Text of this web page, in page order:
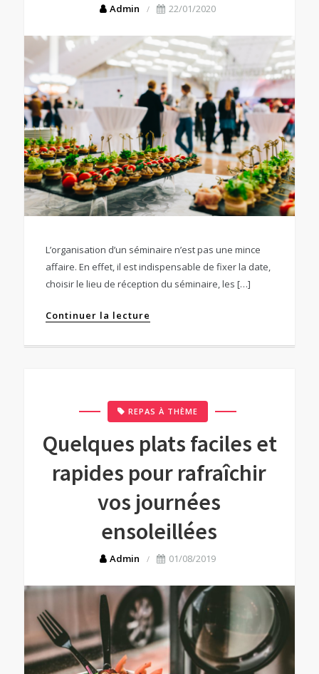
Admin 22/01/2020
L’organisation d’un séminaire n’est pas une mince
affaire. En effet, il est indispensable de fixer la date,
choisir le lieu de réception du séminaire, les […]
Continuer la lecture
REPAS À THÈME
Quelques plats faciles et
rapides pour rafraîchir
vos journées
ensoleillées
Admin 01/08/2019